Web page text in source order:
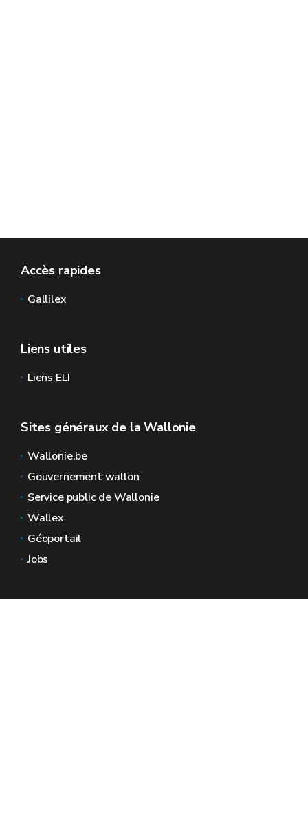
Accès rapides
Gallilex
Liens utiles
Liens ELI
Sites généraux de la Wallonie
Wallonie.be
Gouvernement wallon
Service public de Wallonie
Wallex
Géoportail
Jobs